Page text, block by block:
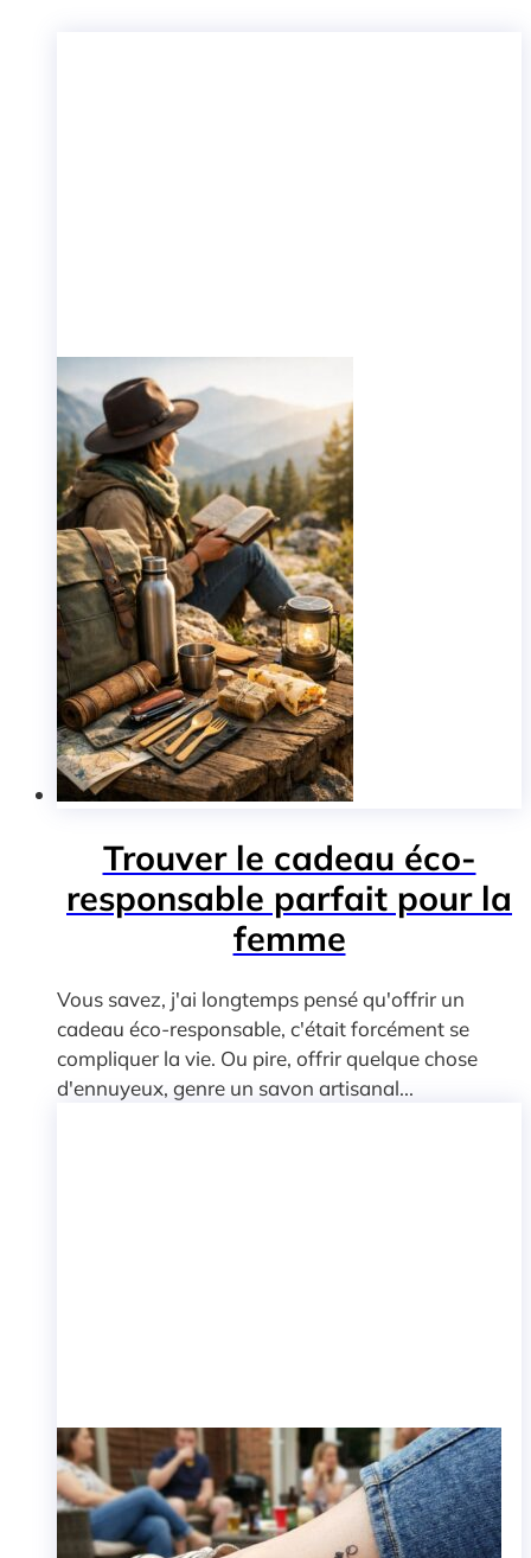
Trouver le cadeau éco-
responsable parfait pour la
femme
Vous savez, j'ai longtemps pensé qu'offrir un
cadeau éco-responsable, c'était forcément se
compliquer la vie. Ou pire, offrir quelque chose
d'ennuyeux, genre un savon artisanal...